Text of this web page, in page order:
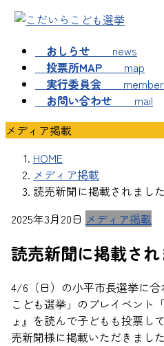
コ
キ
ナ
に
おしらせ news
投票所MAP map
実行委員会 member
お問い合わせ mail
メディア掲載
HOME
メディア掲載
読売新聞に掲載されました
2025年3月20日 メディア掲載
読売新聞に掲載され
4/6（日）の小平市長選挙に
こども選挙」のプレイベント
ょ』を読んで子どもも投票し
売新聞様に掲載いただきまし